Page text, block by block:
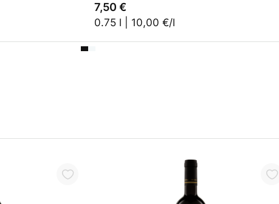
7,50 €
0.75 l | 10,00 €/l